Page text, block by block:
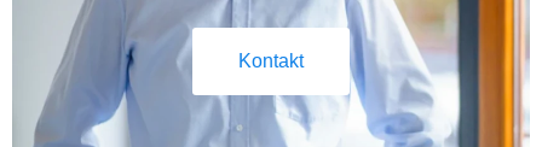
Kontakt